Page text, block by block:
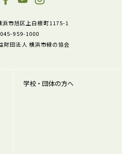
市旭区上白根町1175-1
959-1000
財団法人 横浜市緑の協会
学校・団体の方へ